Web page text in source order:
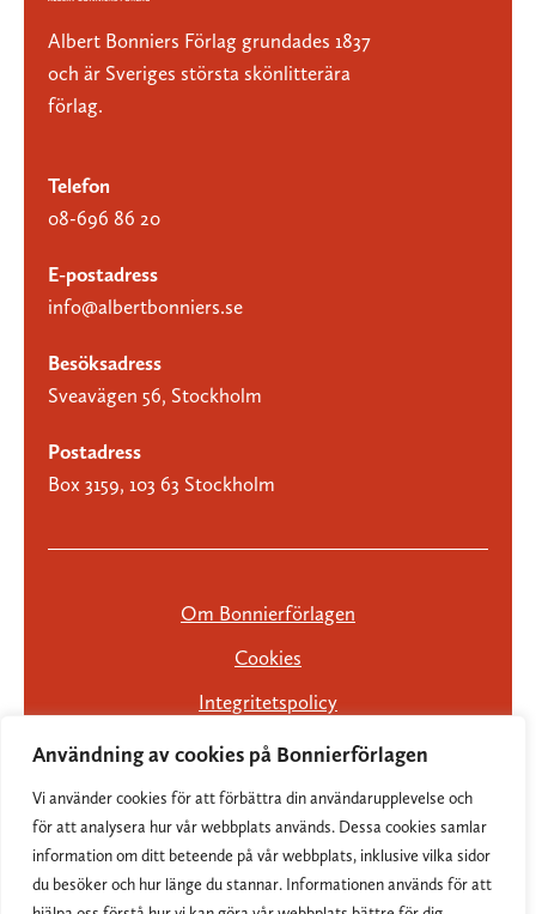
Användning av cookies på Bonnierförlagen
Vi använder cookies för att förbättra din användarupplevelse och
för att analysera hur vår webbplats används. Dessa cookies samlar
information om ditt beteende på vår webbplats, inklusive vilka sidor
du besöker och hur länge du stannar. Informationen används för att
Albert Bonniers Förlag grundades 1837
och är Sveriges största skönlitterära
förlag.
Telefon
08-696 86 20
E-postadress
info@albertbonniers.se
Besöksadress
Sveavägen 56, Stockholm
Postadress
Box 3159, 103 63 Stockholm
Om Bonnierförlagen
Cookies
Integritetspolicy